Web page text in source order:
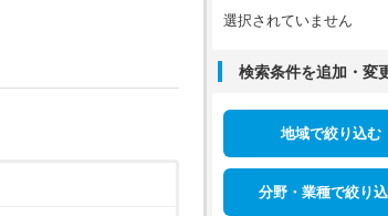
選択されていません
検索条件を追加・変
地域で絞り込む
分野・業種で絞り